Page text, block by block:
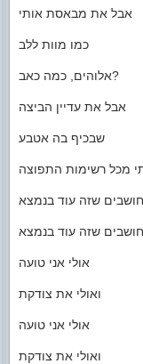
אבל את מבאסת אותי
כמו מוות ללב
אלוהים, כמה כאב?
אבל את עדיין הביצה
שבכיף בה אטבע
מכל רשימות התפוצה
שזה עוד בנמצא
שזה עוד בנמצא
אולי אני טועה
ואולי את צודקת
אולי אני טועה
ואולי את צודקת